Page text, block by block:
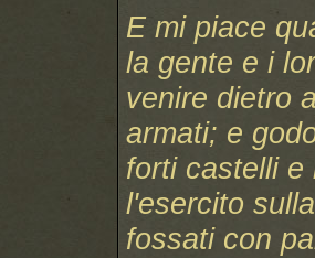
E mi piace
la gente e i
venire dietro
armati; e
forti castelli e
l'esercito
fossati con